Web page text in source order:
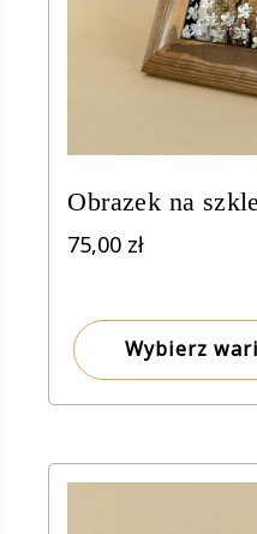
Obrazek na
75,00 zł
Wybierz